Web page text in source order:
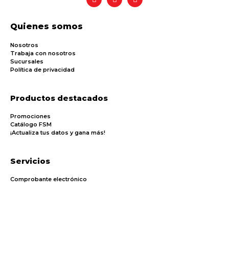
Quienes somos
Nosotros
Trabaja con nosotros
Sucursales
Política de privacidad
Productos destacados
Promociones
Catálogo FSM
¡Actualiza tus datos y gana más!
Servicios
Comprobante electrónico